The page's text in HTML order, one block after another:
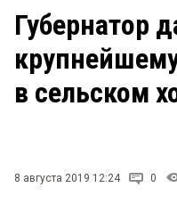
ЗАКОН
НОВОСТИ КОМПАНИЙ
Губернатор
в сельском
8 августа 2019 12:24 0